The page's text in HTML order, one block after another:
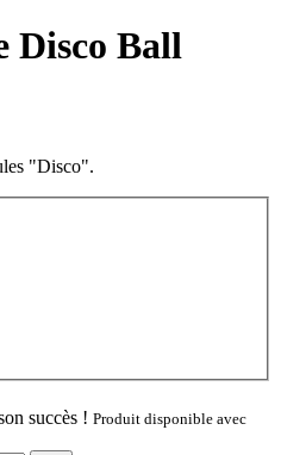
Disco Ball
"Disco".
succès ! Produit disponible avec